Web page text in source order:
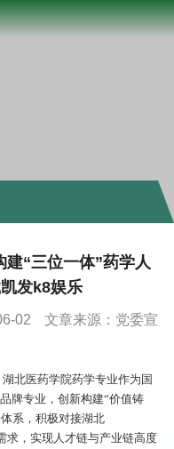
建“三位一体”药学人
发k8娱乐
02
文章来源：党委宣
北医药学院药学专业作为国
牌专业，创新构建“价值铸
系，积极对接湖北
求，实现人才链与产业链高度